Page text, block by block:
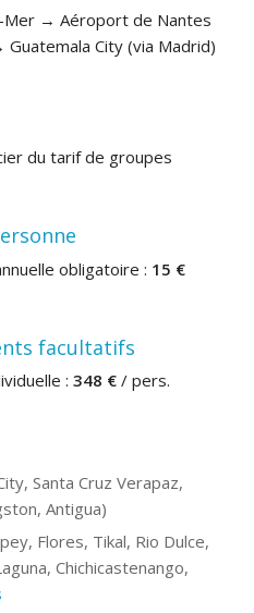
Mer → Aéroport de Nantes
City (via Madrid)
du tarif de groupes
obligatoire : 15 €
facultatifs
: 348 €/ pers.
Santa Cruz Verapaz,
Antigua)
Flores, Tikal, Rio Dulce,
Chichicastenango,